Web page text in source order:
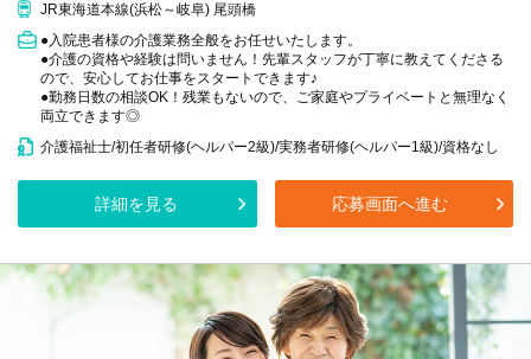
JR東海道本線(浜松～岐阜) 尾頭橋
●入院患者様の介護業務全般をお任せいたします。
●介護の資格や経験は問いません！先輩スタッフが丁寧に教えてくださる
ので、安心してお仕事をスタートできます♪
●勤務日数の相談OK！残業もないので、ご家庭やプライベートと無理なく
両立できます◎
介護福祉士/初任者研修(ヘルパー2級)/実務者研修(ヘルパー1級)/資格なし
詳細を見る 応募画面へ進む